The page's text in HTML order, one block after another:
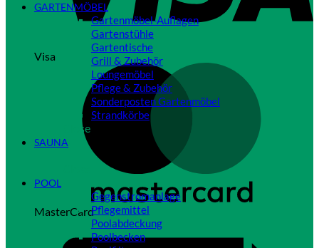
Visa
MasterCard
GARTENMÖBEL
Gartenmöbel-Auflagen
Gartenstühle
Gartentische
Grill & Zubehör
Loungemöbel
Pflege & Zubehör
Sonderposten Gartenmöbel
Strandkörbe
Close
SAUNA
POOL
Gegenstromanlage
Pflegemittel
Poolabdeckung
Poolbecken